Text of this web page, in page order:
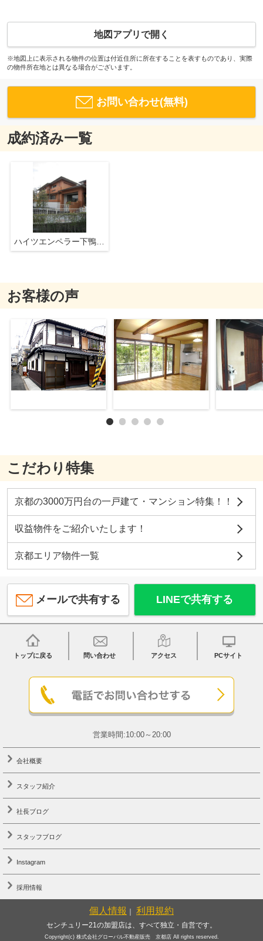
地図アプリで開く
※地図上に表示される物件の位置は付近住所に所在することを表すものであり、実際
の物件所在地とは異なる場合がございます。
お問い合わせ(無料)
成約済み一覧
ハイツエンペラー下鴨泉の森
お客様の声
こだわり特集
京都の3000万円台の一戸建て・マンション特集！！
収益物件をご紹介いたします！
京都エリア物件一覧
メールで共有する LINEで共有する
トップに戻る 問い合わせ アクセス PCサイト
営業時間:10:00～20:00
会社概要
スタッフ紹介
社長ブログ
スタッフブログ
Instagram
採用情報
個人情報 ｜ 利用規約
センチュリー21の加盟店は、すべて独立・自営です。
Copyright(c) 株式会社グローバル不動産販売 京都店 All rights reserved.